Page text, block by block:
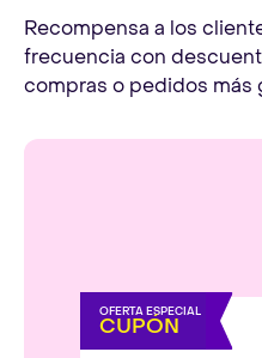
Recompensa a los
frecuencia con
compras o pedidos más
OFERTA ESPECIAL
CUPÓN